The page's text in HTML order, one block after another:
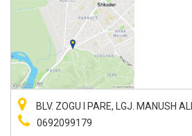
BLV. ZOGU I PARE, LGJ. MANUSH
0692099179